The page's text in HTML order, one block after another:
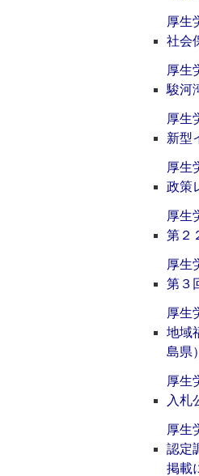
厚生
社会
厚生
駿河
厚生
新型
厚生
政策
厚生
第２
厚生
第３
厚生
地域
島県
厚生
入札
厚生
認定
掲載